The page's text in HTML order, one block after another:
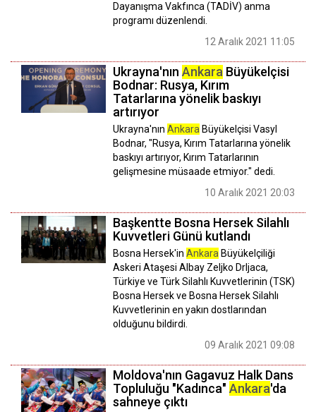
Dayanışma Vakfınca (TADİV) anma
programı düzenlendi.
12 Aralık 2021 11:05
Ukrayna'nın Ankara Büyükelçisi
Bodnar: Rusya, Kırım
Tatarlarına yönelik baskıyı
artırıyor
Ukrayna'nın Ankara Büyükelçisi Vasyl
Bodnar, "Rusya, Kırım Tatarlarına yönelik
baskıyı artırıyor, Kırım Tatarlarının
gelişmesine müsaade etmiyor." dedi.
10 Aralık 2021 20:03
Başkentte Bosna Hersek Silahlı
Kuvvetleri Günü kutlandı
Bosna Hersek'in Ankara Büyükelçiliği
Askeri Ataşesi Albay Zeljko Drljaca,
Türkiye ve Türk Silahlı Kuvvetlerinin (TSK)
Bosna Hersek ve Bosna Hersek Silahlı
Kuvvetlerinin en yakın dostlarından
olduğunu bildirdi.
09 Aralık 2021 09:08
Moldova'nın Gagavuz Halk Dans
Topluluğu "Kadınca" Ankara'da
sahneye çıktı